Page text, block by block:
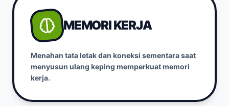
MEMORI KERJA
Menahan tata letak dan koneksi sementara saat
menyusun ulang keping memperkuat memori
kerja.